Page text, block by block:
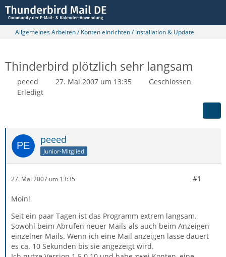
Allgemeines Arbeiten / Konten einrichten / Installation & Update
Thinderbird plötzlich sehr langsam
peeed 27. Mai 2007 um 13:35
Geschlossen
Erledigt
peeed
Junior-Mitglied
27. Mai 2007 um 13:35 #1
Moin!
Seit ein paar Tagen ist das Programm extrem langsam.
Sowohl beim Abrufen neuer Mails als auch beim Anzeigen
einzelner Mails. Wenn ich eine Mail anzeigen lasse dauert
es ca. 10 Sekunden bis sie angezeigt wird.